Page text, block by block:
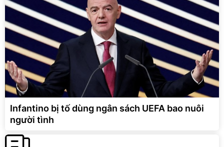
Infantino bị tố dùng ngân sách UEFA bao nuôi
người tình